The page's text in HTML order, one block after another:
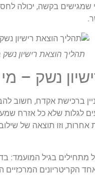
שמגישים בקשה, יכולה
תהליך הוצאת רישיון
נשק –
ברכישת אקדח, חשוב
לגלות שלא כל אזרח
וזו תוצאה של שילוב
הקריטריונים